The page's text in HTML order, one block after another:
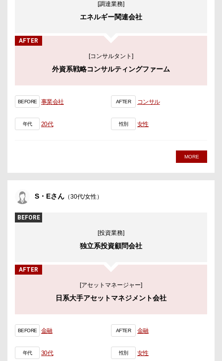
[調達業務]
エネルギー関連会社
AFTER
[コンサルタント]
外資系戦略コンサルティングファーム
BEFORE 事業会社 AFTER コンサル
年代 20代 性別 女性
MORE
S・Eさん （30代/女性）
BEFORE
[投資業務]
独立系投資顧問会社
AFTER
[アセットマネージャー]
日系大手アセットマネジメント会社
BEFORE 金融 AFTER 金融
年代 30代 性別 女性